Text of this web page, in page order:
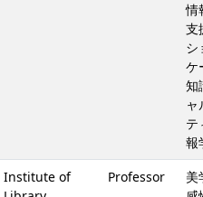
情
支
シ
ケ
知
ャ
テ
報
Institute of
Professor
美